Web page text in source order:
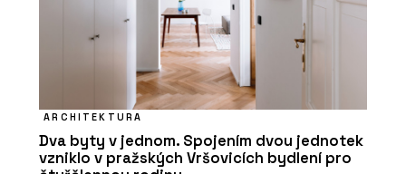
ARCHITEKTURA
Dva byty v jednom. Spojením dvou jednotek
vzniklo v pražských Vršovicích bydlení pro